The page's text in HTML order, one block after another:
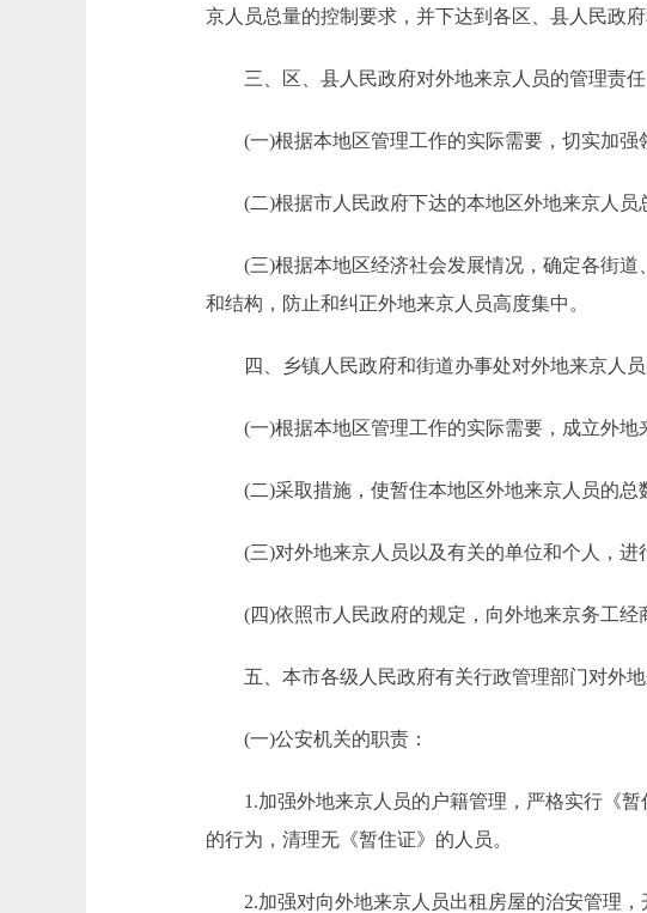
京人员总量的控制要求，并下达到各区、县人民政
三、区、县人民政府对外地来京人员的管理责任
(一)根据本地区管理工作的实际需要，切实加强
(二)根据市人民政府下达的本地区外地来京人员
(三)根据本地区经济社会发展情况，确定各街道
和结构，防止和纠正外地来京人员高度集中。
四、乡镇人民政府和街道办事处对外地来京人员
(一)根据本地区管理工作的实际需要，成立外地
(二)采取措施，使暂住本地区外地来京人员的总
(三)对外地来京人员以及有关的单位和个人，进
(四)依照市人民政府的规定，向外地来京务工经
五、本市各级人民政府有关行政管理部门对外地
(一)公安机关的职责：
1.加强外地来京人员的户籍管理，严格实行《暂
的行为，清理无《暂住证》的人员。
2.加强对向外地来京人员出租房屋的治安管理，